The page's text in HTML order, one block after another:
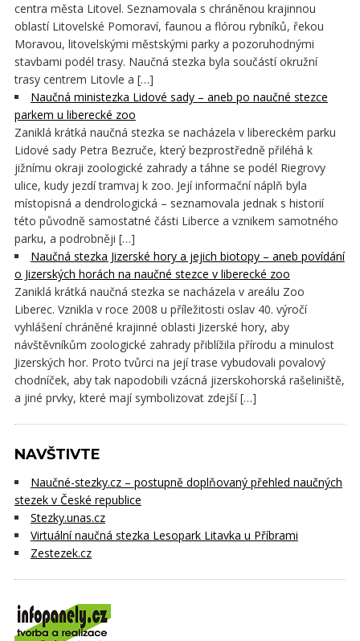
centra města Litovel. Seznamovala s chráněnou krajinnou
oblastí Litovelské Pomoraví, faunou a flórou rybníků, řekou
Moravou, litovelskými městskými parky a pozoruhodnými
stavbami podél trasy. Naučná stezka byla součástí okružní
trasy centrem Litovle a […]
Naučná ministezka Lidové sady – aneb po naučné stezce
parkem u liberecké zoo
Zaniklá krátká naučná stezka se nacházela v libereckém parku
Lidové sady Petra Bezruče, který bezprostředně přiléhá k
jižnímu okraji zoologické zahrady a táhne se podél Riegrovy
ulice, kudy jezdí tramvaj k zoo. Její informační náplň byla
místopisná a dendrologická – seznamovala jednak s historií
této původně samostatné části Liberce a vznikem samotného
parku, a podrobněji […]
Naučná stezka Jizerské hory a jejich biotopy – aneb povídání
o Jizerských horách na naučné stezce v liberecké zoo
Zaniklá krátká naučná stezka se nacházela v areálu Zoo
Liberec. Vznikla v roce 2008 u příležitosti oslav 40. výročí
vyhlášení chráněné krajinné oblasti Jizerské hory, aby
návštěvníkům zoologické zahrady přiblížila přírodu a minulost
Jizerských hor. Proto tvůrci na její trase vybudovali povalový
chodníček, aby tak napodobili vzácná jizerskohorská rašeliniště,
a jiné prvky, které mají symbolizovat zdejší […]
NAVŠTIVTE
Naučné-stezky.cz – postupně doplňovaný přehled naučných
stezek v České republice
Stezky.unas.cz
Virtuální naučná stezka Lesopark Litavka u Příbrami
Zestezek.cz